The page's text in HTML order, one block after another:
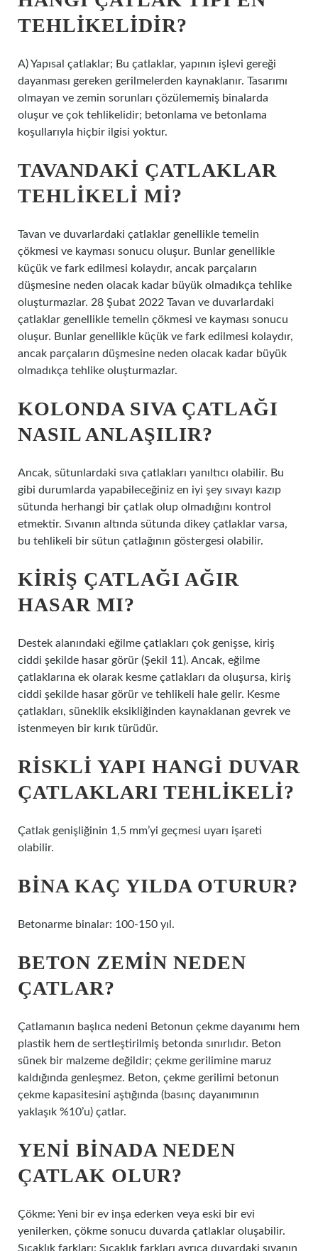
TEHLIKELIDIR?
A) Yapısal çatlaklar; Bu çatlaklar, yapının işlevi gereği
dayanması gereken gerilmelerden kaynaklanır. Tasarımı
olmayan ve zemin sorunları çözülememiş binalarda
oluşur ve çok tehlikelidir; betonlama ve betonlama
koşullarıyla hiçbir ilgisi yoktur.
TAVANDAKI ÇATLAKLAR
TEHLIKELI MI?
Tavan ve duvarlardaki çatlaklar genellikle temelin
çökmesi ve kayması sonucu oluşur. Bunlar genellikle
küçük ve fark edilmesi kolaydır, ancak parçaların
düşmesine neden olacak kadar büyük olmadıkça tehlike
oluşturmazlar. 28 Şubat 2022 Tavan ve duvarlardaki
çatlaklar genellikle temelin çökmesi ve kayması sonucu
oluşur. Bunlar genellikle küçük ve fark edilmesi kolaydır,
ancak parçaların düşmesine neden olacak kadar büyük
olmadıkça tehlike oluşturmazlar.
KOLONDA SIVA ÇATLAĞI
NASIL ANLAŞILIR?
Ancak, sütunlardaki sıva çatlakları yanıltıcı olabilir. Bu
gibi durumlarda yapabileceğiniz en iyi şey sıvayı kazıp
sütunda herhangi bir çatlak olup olmadığını kontrol
etmektir. Sıvanın altında sütunda dikey çatlaklar varsa,
bu tehlikeli bir sütun çatlağının göstergesi olabilir.
KIRIŞ ÇATLAĞI AĞIR
HASAR MI?
Destek alanındaki eğilme çatlakları çok genişse, kiriş
ciddi şekilde hasar görür (Şekil 11). Ancak, eğilme
çatlaklarına ek olarak kesme çatlakları da oluşursa, kiriş
ciddi şekilde hasar görür ve tehlikeli hale gelir. Kesme
çatlakları, süneklik eksikliğinden kaynaklanan gevrek ve
istenmeyen bir kırık türüdür.
RISKLI YAPI HANGI DUVAR
ÇATLAKLARI TEHLIKELI?
Çatlak genişliğinin 1,5 mm’yi geçmesi uyarı işareti
olabilir.
BINA KAÇ YILDA OTURUR?
Betonarme binalar: 100-150 yıl.
BETON ZEMIN NEDEN
ÇATLAR?
Çatlamanın başlıca nedeni Betonun çekme dayanımı hem
plastik hem de sertleştirilmiş betonda sınırlıdır. Beton
sünek bir malzeme değildir; çekme gerilimine maruz
kaldığında genleşmez. Beton, çekme gerilimi betonun
çekme kapasitesini aştığında (basınç dayanımının
yaklaşık %10’u) çatlar.
YENI BINADA NEDEN
ÇATLAK OLUR?
Çökme: Yeni bir ev inşa ederken veya eski bir evi
yenilerken, çökme sonucu duvarda çatlaklar oluşabilir.
Sıcaklık farkları: Sıcaklık farkları ayrıca duvardaki sıvanın